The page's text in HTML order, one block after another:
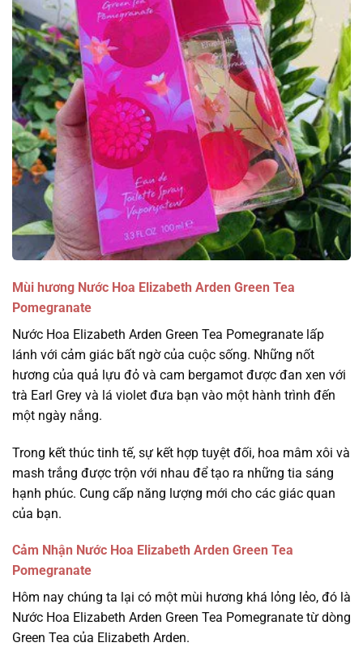
Mùi hương Nước Hoa Elizabeth Arden Green Tea
Pomegranate
Nước Hoa Elizabeth Arden Green Tea Pomegranate lấp
lánh với cảm giác bất ngờ của cuộc sống. Những nốt
hương của quả lựu đỏ và cam bergamot được đan xen với
trà Earl Grey và lá violet đưa bạn vào một hành trình đến
một ngày nắng.
Trong kết thúc tinh tế, sự kết hợp tuyệt đối, hoa mâm xôi và
mash trắng được trộn với nhau để tạo ra những tia sáng
hạnh phúc. Cung cấp năng lượng mới cho các giác quan
của bạn.
Cảm Nhận Nước Hoa Elizabeth Arden Green Tea
Pomegranate
Hôm nay chúng ta lại có một mùi hương khá lỏng lẻo, đó là
Nước Hoa Elizabeth Arden Green Tea Pomegranate từ dòng
Green Tea của Elizabeth Arden.